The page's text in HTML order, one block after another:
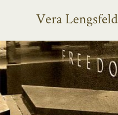
Vera Lengsfeld